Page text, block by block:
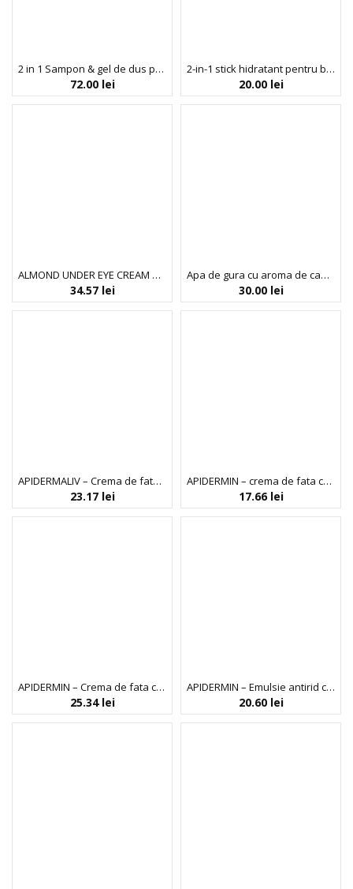
2 in 1 Sampon & gel de dus pentru barbati, cu ulei de argan si cafeina, Arganicare, 400 ml
72.00 lei
2-in-1 stick hidratant pentru buze si obraji, nuanta Asteriod, Colour Spell by Profusion, 7.5 g
20.00 lei
ALMOND UNDER EYE CREAM DELUXE – Crema anticearcane
34.57 lei
Apa de gura cu aroma de capsuni pentru copii 3+, Ecodenta, 250 ml
30.00 lei
APIDERMALIV – Crema de fata cu laptisor de matca, ulei de masline si unt de shea
23.17 lei
APIDERMIN – crema de fata cu laptisor de matca, 30 ml
17.66 lei
APIDERMIN – Crema de fata cu laptisor de matca, 50 ml
25.34 lei
APIDERMIN – Emulsie antirid cu laptisor de matca 125 ml
20.60 lei